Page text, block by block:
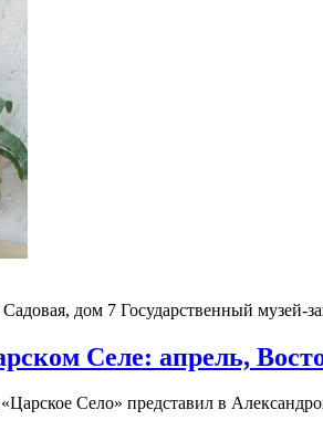
дом 7 Государственный музей-
Селе: апрель,
Село» представил в